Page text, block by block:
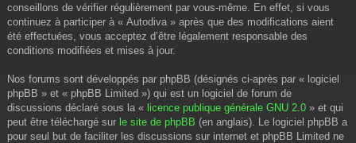
conseillons de vérifier régulièrement par vous-même. En effet, si vous
continuez à participer à « Autodiva » après que des modifications aient
été effectuées, vous acceptez d’être légalement responsable des
conditions modifiées et mises à jour.
Nos forums sont développés par phpBB (désignés ci-après par « logiciel
phpBB » et « phpBB Limited ») qui est un logiciel de forum de
discussions déclaré sous la « licence publique générale GNU 2.0 » et qui
peut être téléchargé sur le site de phpBB (en anglais). Le logiciel phpBB a
pour seul but de faciliter les discussions sur internet et phpBB Limited ne